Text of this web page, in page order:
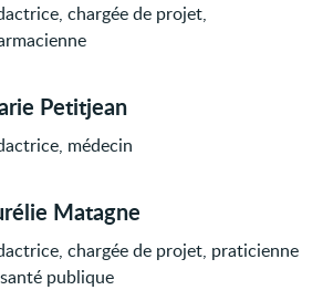
chargée de projet,
Petitjean
médecin
Matagne
chargée de projet, praticienne
publique